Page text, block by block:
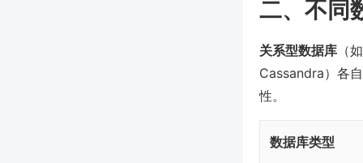
二、不同
关系型数据库 （
Cassandra）各
性。
数据库类型